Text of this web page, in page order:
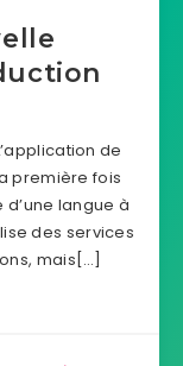
de
première fois
d’une langue à
des services
mais[…]